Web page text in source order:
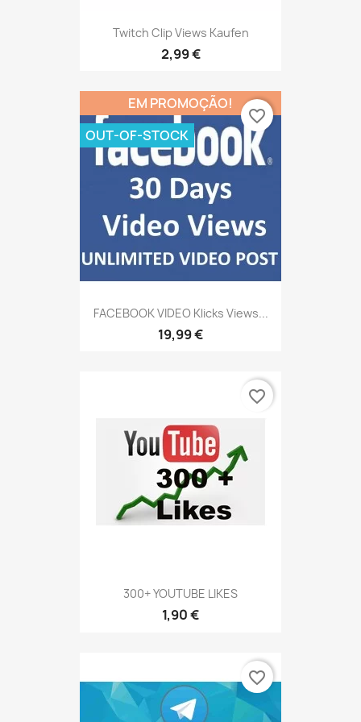
Twitch Clip Views Kaufen
2,99 €
FACEBOOK VIDEO Klicks Views...
19,99 €
EM PROMOÇÃO!
OUT-OF-STOCK
favorite_border
300+ YOUTUBE LIKES
1,90 €
favorite_border
favorite_border